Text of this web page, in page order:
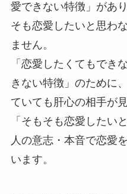
愛できない特徴」があ
そも恋愛したいと思わ
ません。
「恋愛したくてもでき
きない特徴」のために
ていても肝心の相手が
「そもそも恋愛したい
人の意志・本音で恋愛
います。